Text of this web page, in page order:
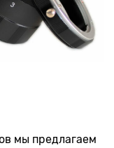
мы предлагаем